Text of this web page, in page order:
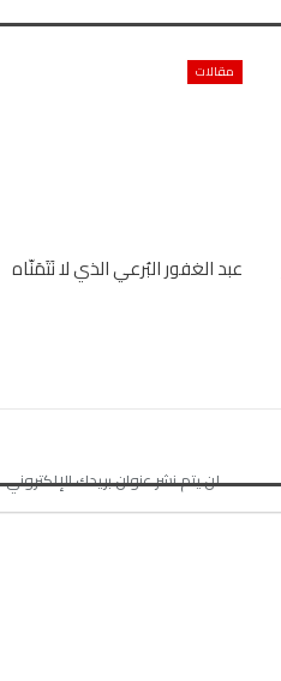
مقالات
عبد الغفور البُرعي الذي لا نَتَمَنّاه
لن يتم نشر عنوان بريدك الإلكتروني.